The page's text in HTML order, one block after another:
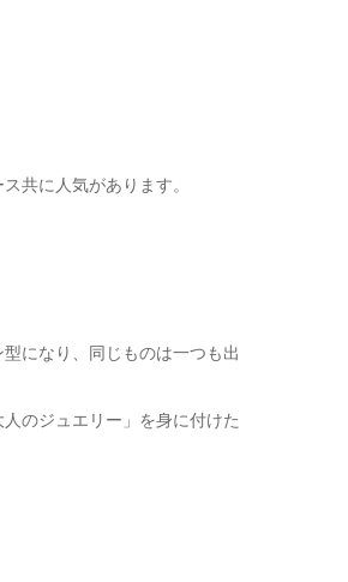
共に人気があります。
になり、同じものは一つも出
のジュエリー」を身に付けた